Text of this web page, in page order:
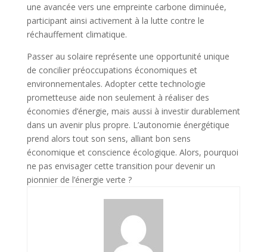
une avancée vers une empreinte carbone diminuée,
participant ainsi activement à la lutte contre le
réchauffement climatique.
Passer au solaire représente une opportunité unique
de concilier préoccupations économiques et
environnementales. Adopter cette technologie
prometteuse aide non seulement à réaliser des
économies d’énergie, mais aussi à investir durablement
dans un avenir plus propre. L’autonomie énergétique
prend alors tout son sens, alliant bon sens
économique et conscience écologique. Alors, pourquoi
ne pas envisager cette transition pour devenir un
pionnier de l’énergie verte ?